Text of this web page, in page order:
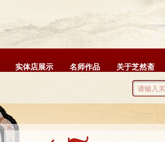
实体店展示 名师作品 关于芝然斋